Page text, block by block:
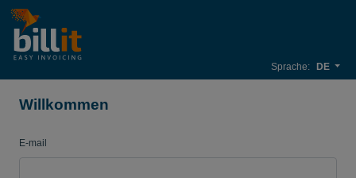
Sprache: DE
Willkommen
E-mail